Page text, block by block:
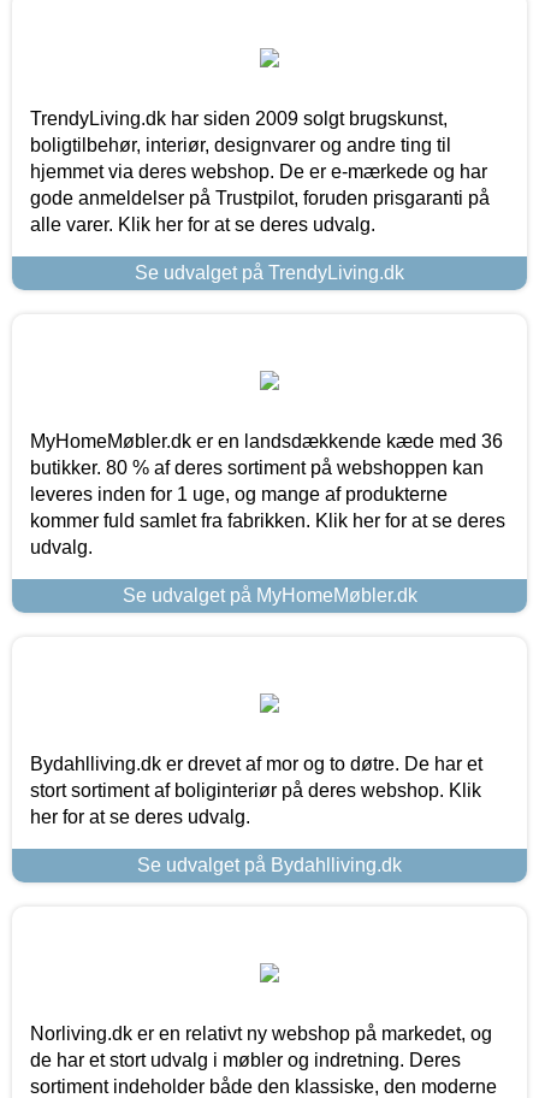
TrendyLiving.dk har siden 2009 solgt brugskunst,
boligtilbehør, interiør, designvarer og andre ting til
hjemmet via deres webshop. De er e-mærkede og har
gode anmeldelser på Trustpilot, foruden prisgaranti på
alle varer. Klik her for at se deres udvalg.
Se udvalget på TrendyLiving.dk
MyHomeMøbler.dk er en landsdækkende kæde med 36
butikker. 80 % af deres sortiment på webshoppen kan
leveres inden for 1 uge, og mange af produkterne
kommer fuld samlet fra fabrikken. Klik her for at se deres
udvalg.
Se udvalget på MyHomeMøbler.dk
Bydahlliving.dk er drevet af mor og to døtre. De har et
stort sortiment af boliginteriør på deres webshop. Klik
her for at se deres udvalg.
Se udvalget på Bydahlliving.dk
Norliving.dk er en relativt ny webshop på markedet, og
de har et stort udvalg i møbler og indretning. Deres
sortiment indeholder både den klassiske, den moderne